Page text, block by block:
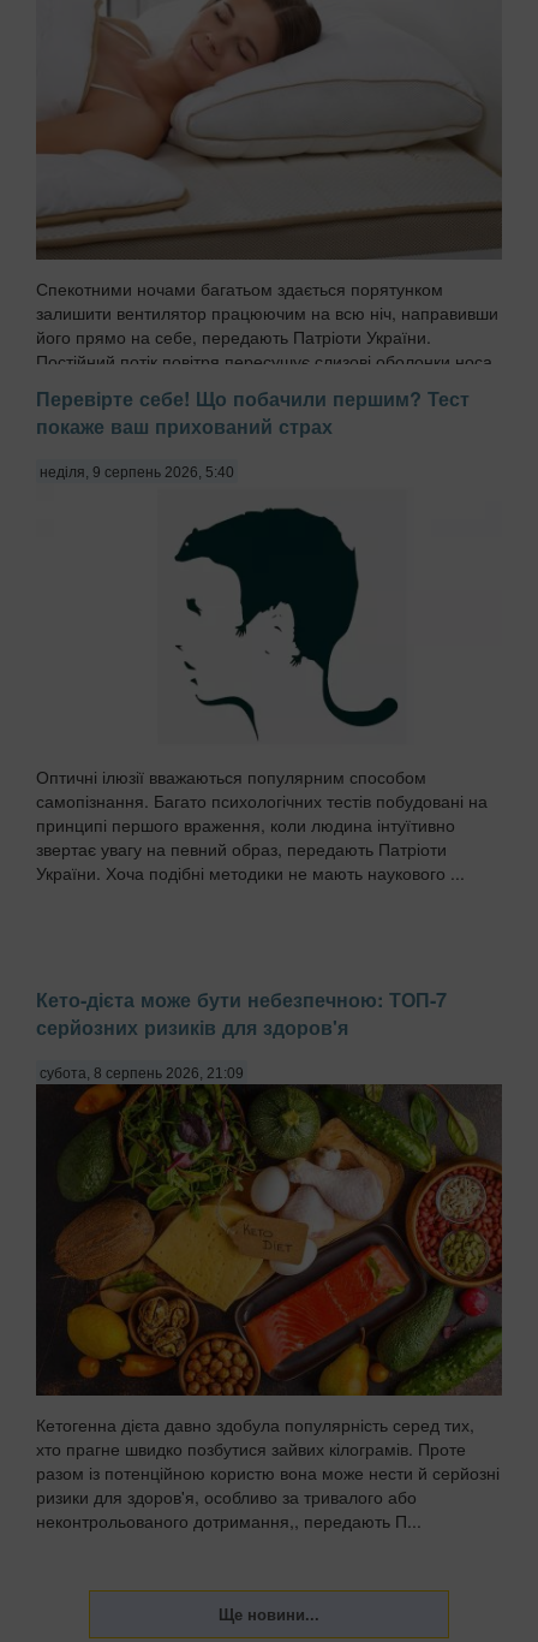
Спекотними ночами багатьом здається порятунком
залишити вентилятор працюючим на всю ніч, направивши
його прямо на себе, передають Патріоти України.
Постійний потік повітря пересушує слизові оболонки носа
Перевірте себе! Що побачили першим? Тест
покаже ваш прихований страх
неділя, 9 серпень 2026, 5:40
Оптичні ілюзії вважаються популярним способом
самопізнання. Багато психологічних тестів побудовані на
принципі першого враження, коли людина інтуїтивно
звертає увагу на певний образ, передають Патріоти
України. Хоча подібні методики не мають наукового ...
Кето-дієта може бути небезпечною: ТОП-7
серйозних ризиків для здоров'я
субота, 8 серпень 2026, 21:09
Кетогенна дієта давно здобула популярність серед тих,
хто прагне швидко позбутися зайвих кілограмів. Проте
разом із потенційною користю вона може нести й серйозні
ризики для здоров'я, особливо за тривалого або
неконтрольованого дотримання,, передають П...